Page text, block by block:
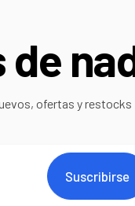
de
ofertas y restocks
Suscribirse